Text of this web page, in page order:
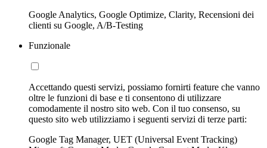
Google Analytics, Google Optimize, Clarity, Recensioni dei
clienti su Google, A/B-Testing
Funzionale
Accettando questi servizi, possiamo fornirti feature che vanno
oltre le funzioni di base e ti consentono di utilizzare
comodamente il nostro sito web. Con il tuo consenso, su
questo sito web utilizziamo i seguenti servizi di terze parti:
Google Tag Manager, UET (Universal Event Tracking)